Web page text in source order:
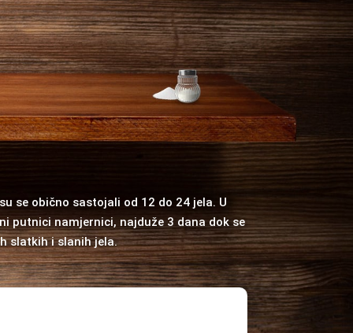
se obično sastojali od 12 do 24 jela. U
putnici namjernici, najduže 3 dana dok se
slatkih i slanih jela.